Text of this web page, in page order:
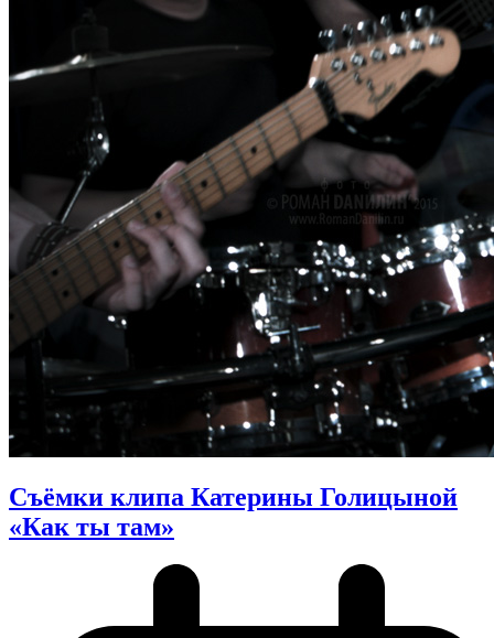
Съёмки клипа Катерины Голицыной
«Как ты там»